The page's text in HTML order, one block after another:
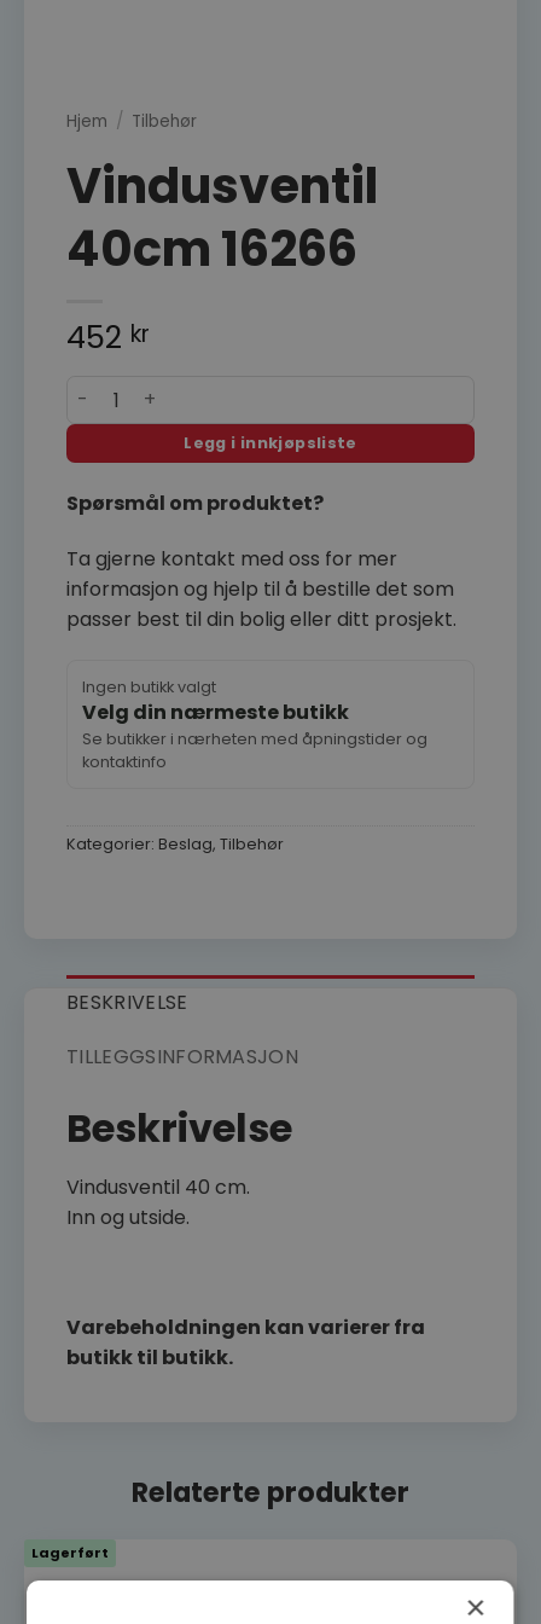
Hjem / Tilbehør
Vindusventil
40cm 16266
452 kr
Vindusventil 40cm 16266 antall
Legg i innkjøpsliste
Spørsmål om produktet?
Ta gjerne kontakt med oss for mer
informasjon og hjelp til å bestille det som
passer best til din bolig eller ditt prosjekt.
Ingen butikk valgt
Velg din nærmeste butikk
Se butikker i nærheten med åpningstider og
kontaktinfo
Kategorier: Beslag, Tilbehør
BESKRIVELSE
TILLEGGSINFORMASJON
Beskrivelse
Vindusventil 40 cm.
Inn og utside.
Varebeholdningen kan varierer fra
butikk til butikk.
Relaterte produkter
Lagerført
×